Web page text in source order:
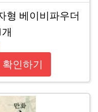
형 베이비파우더
인하기